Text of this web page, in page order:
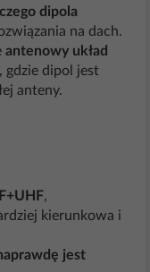
dipola
na dach.
antenowy układ
, gdzie dipol jest
anteny.
,
kierunkowa i
jest